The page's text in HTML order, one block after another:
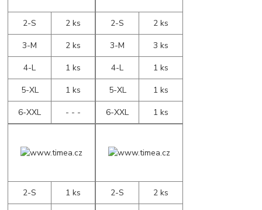
2-S
2 ks
3-M
2 ks
4-L
1 ks
5-XL
1 ks
6-XXL
- - -
2-S
2 ks
3-M
3 ks
4-L
1 ks
5-XL
1 ks
6-XXL
1 ks
2-S
1 ks
2-S
2 ks